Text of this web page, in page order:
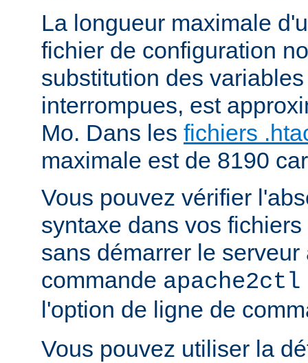
La longueur maximale
fichier de configuration
substitution des
interrompues, est
Mo. Dans les fichiers
maximale est de 8190
Vous pouvez vérifier
syntaxe dans vos
sans démarrer le
commande
l'option de ligne de
Vous pouvez utiliser la